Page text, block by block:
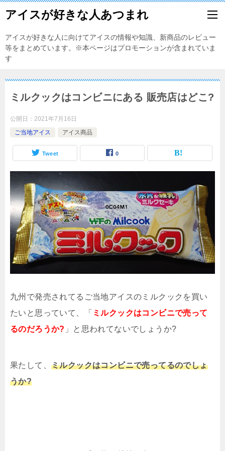
アイスが好きな人あつまれ
アイスが好きな人に向けてアイスの情報や知識、新商品のレビュー
等をまとめています。※本ページはプロモーションが含まれていま
す
ミルクックはコンビニにある 販売店はどこ?
公開日： 2021年7月16日
ご当地アイス
アイス商品
Tweet 0
九州で発売されてるご当地アイスのミルクックを買い
たいと思っていて、「 ミルクックはコンビニで売って
るのだろうか? 」と思われてないでしょうか?
果たして、 ミルクックはコンビニで売ってるのでしょ
うか?